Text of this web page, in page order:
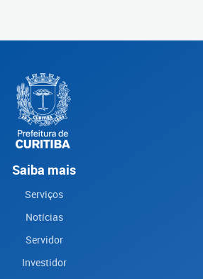
Saiba mais
Serviços
Notícias
Servidor
Investidor